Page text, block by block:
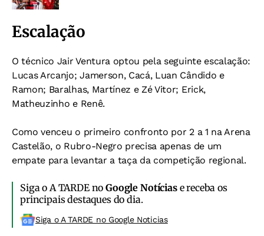
Escalação
O técnico Jair Ventura optou pela seguinte escalação:
Lucas Arcanjo; Jamerson, Cacá, Luan Cândido e
Ramon; Baralhas, Martínez e Zé Vitor; Erick,
Matheuzinho e Renê.
Como venceu o primeiro confronto por 2 a 1 na Arena
Castelão, o Rubro-Negro precisa apenas de um
empate para levantar a taça da competição regional.
Siga o A TARDE noGoogle Notíciase receba os
principais destaques do dia.
Siga o A TARDE no Google Noticias